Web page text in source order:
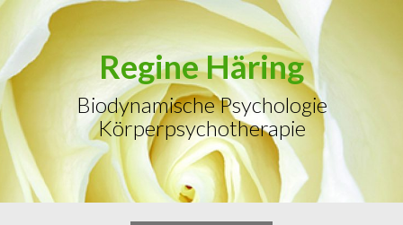
Zum
springen
Regine Häring
Biodynamische Psychologie
Körperpsychotherapie